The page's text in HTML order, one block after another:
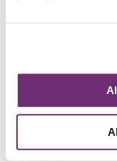
Arbeiten bei
Betrieb von
Für